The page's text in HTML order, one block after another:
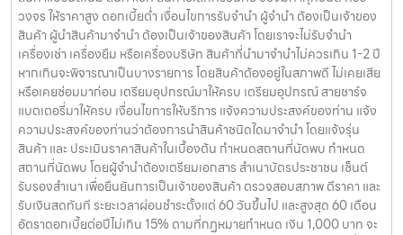
รับจำนำกระเป๋าธนบุรี โรงรับจำนำ รับจำนำมือถือ ไอ
โฟน ไอแพด กล้อง โน๊ตบุ๊ค สินค้าแบรนด์เนม ให้ราคาสูง
รับจำนำกระเป๋าธนบุรี โรงรับจำนำ รับจำนำมือถือ ไอโฟน ไอแพด กล้อง โน๊
ตบุ๊ค สินค้าแบรนด์เนม ของมีค่าทุกชนิด ครบวงจร ให้ราคาสูง รับจำนำ
กระเป๋าธนบุรี ให้บริการโดย รับจํานําบางแค.com โรงรับจำนำ รับจำนำมือ
ถือ รับจำนำไอโฟน รับจำนำไอแพด รับจำนำกล้อง รับจำนำโน๊ตบุ๊ค รับจำนำ
สินค้าแบรนด์เนม สินค้าไอที สินค้าอิเล็กทรอนิกซ์ ของมีค่าทุกชนิด ครบ
วงจร ให้ราคาสูง ดอกเบี้ยต่ำ เงื่อนไขการรับจำนำ ผู้จำนำ ต้องเป็นเจ้าของ
สินค้า ผู้นำสินค้ามาจำนำ ต้องเป็นเจ้าของสินค้า โดยเราจะไม่รับจำนำ
เครื่องเช่า เครื่องยืม หรือเครื่องบริษัท สินค้าที่นำมาจำนำไม่ควรเกิน 1-2 ปี
หากเกินจะพิจารณาเป็นบางรายการ โดยสินค้าต้องอยู่ในสภาพดี ไม่เคยเสีย